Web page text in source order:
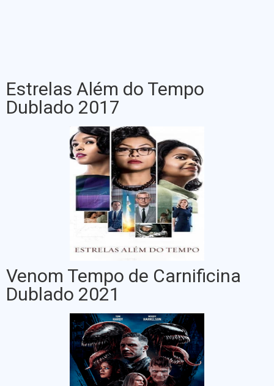
Estrelas Além do Tempo
Dublado 2017
Venom Tempo de Carnificina
Dublado 2021